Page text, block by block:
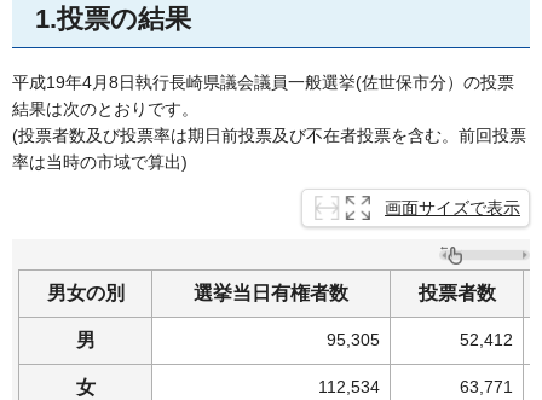
1.投票の結果
平成19年4月8日執行長崎県議会議員一般選挙(佐世保市分）の投票
結果は次のとおりです。
(投票者数及び投票率は期日前投票及び不在者投票を含む。前回投票
率は当時の市域で算出)
画面サイズで表示
男女の別 選挙当日有権者数 投票者数
男 95,305 52,412
女 112,534 63,771